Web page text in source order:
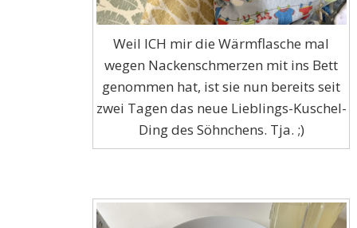
Weil ICH mir die Wärmflasche mal
wegen Nackenschmerzen mit ins Bett
genommen hat, ist sie nun bereits seit
zwei Tagen das neue Lieblings-Kuschel-
Ding des Söhnchens. Tja. ;)